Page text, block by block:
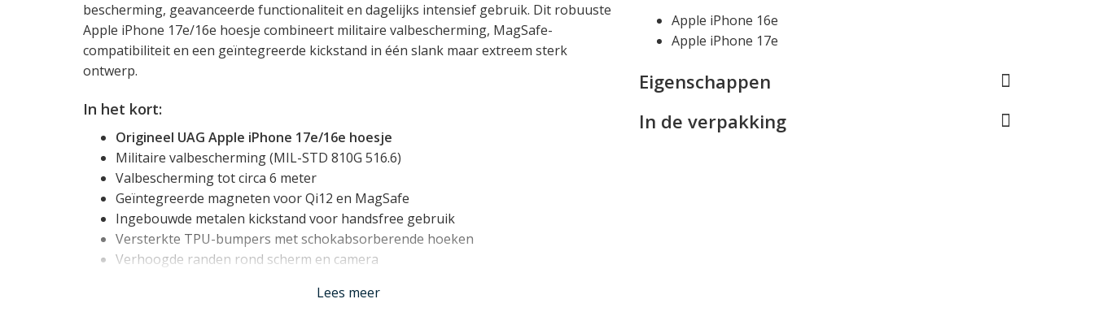
bescherming, geavanceerde functionaliteit en dagelijks intensief gebruik. Dit robuuste
Apple iPhone 17e/16e hoesje combineert militaire valbescherming, MagSafe-
compatibiliteit en een geïntegreerde kickstand in één slank maar extreem sterk
ontwerp.
In het kort:
Origineel UAG Apple iPhone 17e/16e hoesje
Militaire valbescherming (MIL-STD 810G 516.6)
Valbescherming tot circa 6 meter
Geïntegreerde magneten voor Qi12 en MagSafe
Ingebouwde metalen kickstand voor handsfree gebruik
Versterkte TPU-bumpers met schokabsorberende hoeken
Verhoogde randen rond scherm en camera
Slank, lichtgewicht maar robuust design
Lees meer
Apple iPhone 16e
Apple iPhone 17e
Eigenschappen
In de verpakking